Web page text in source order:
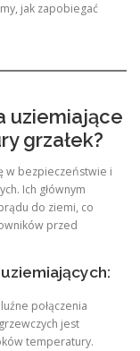
jak zapobiegać
uziemiające
grzałek?
w bezpieczeństwie i
Ich głównym
do ziemi, co
przed
połączenia
jest
temperatury.